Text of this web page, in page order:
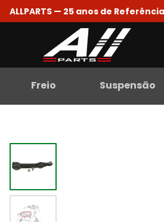
ALLPARTS — 25 anos de
Freio Suspensão